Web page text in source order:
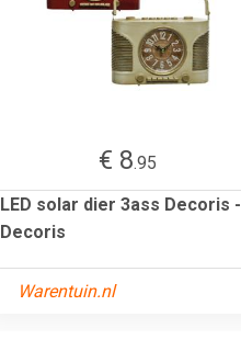
€ 8.95
LED solar dier 3ass Decoris -
Decoris
Warentuin.nl